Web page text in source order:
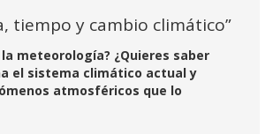
tiempo y cambio climático”
meteorología? ¿Quieres saber
el sistema climático actual y
atmosféricos que lo